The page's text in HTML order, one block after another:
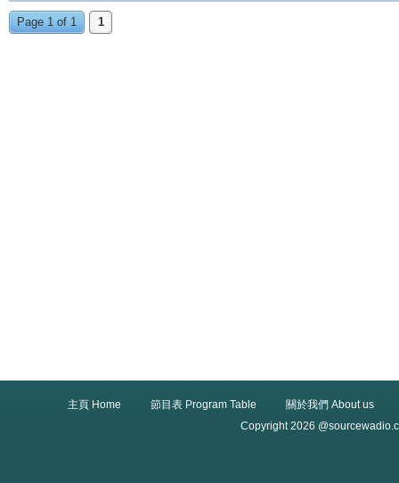
Page 1 of 1 1
主頁 Home 節目表 Program Table
關於我們 About us
Copyright 2026